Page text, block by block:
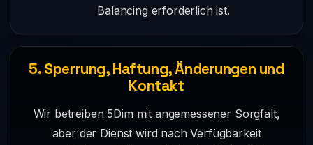
Balancing erforderlich ist.
5. Sperrung, Haftung, Änderungen und
Kontakt
Wir betreiben 5Dim mit angemessener Sorgfalt,
aber der Dienst wird nach Verfügbarkeit